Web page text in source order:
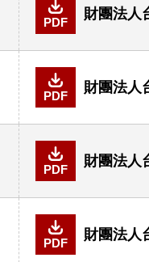
PDF
財團法人
PDF
財團法人
PDF
財團法人
PDF
財團法人